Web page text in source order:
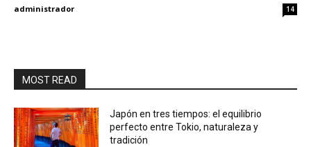
administrador 14
MOST READ
Japón en tres tiempos: el equilibrio
perfecto entre Tokio, naturaleza y
tradición